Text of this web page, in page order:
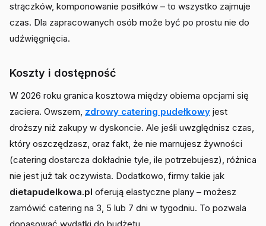
strączków, komponowanie posiłków – to wszystko zajmuje
czas. Dla zapracowanych osób może być po prostu nie do
udźwięgnięcia.
Koszty i dostępność
W 2026 roku granica kosztowa między obiema opcjami się
zaciera. Owszem, zdrowy catering pudełkowy jest
droższy niż zakupy w dyskoncie. Ale jeśli uwzględnisz czas,
który oszczędzasz, oraz fakt, że nie marnujesz żywności
(catering dostarcza dokładnie tyle, ile potrzebujesz), różnica
nie jest już tak oczywista. Dodatkowo, firmy takie jak
dietapudelkowa.pl oferują elastyczne plany – możesz
zamówić catering na 3, 5 lub 7 dni w tygodniu. To pozwala